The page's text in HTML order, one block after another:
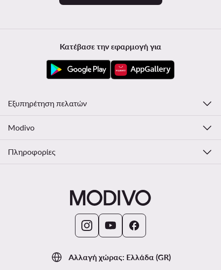
Αλλαγή χώρας: Ελλάδα (GR)
Κατέβασε την εφαρμογή για
Εξυπηρέτηση πελατών
Modivo
Πληροφορίες